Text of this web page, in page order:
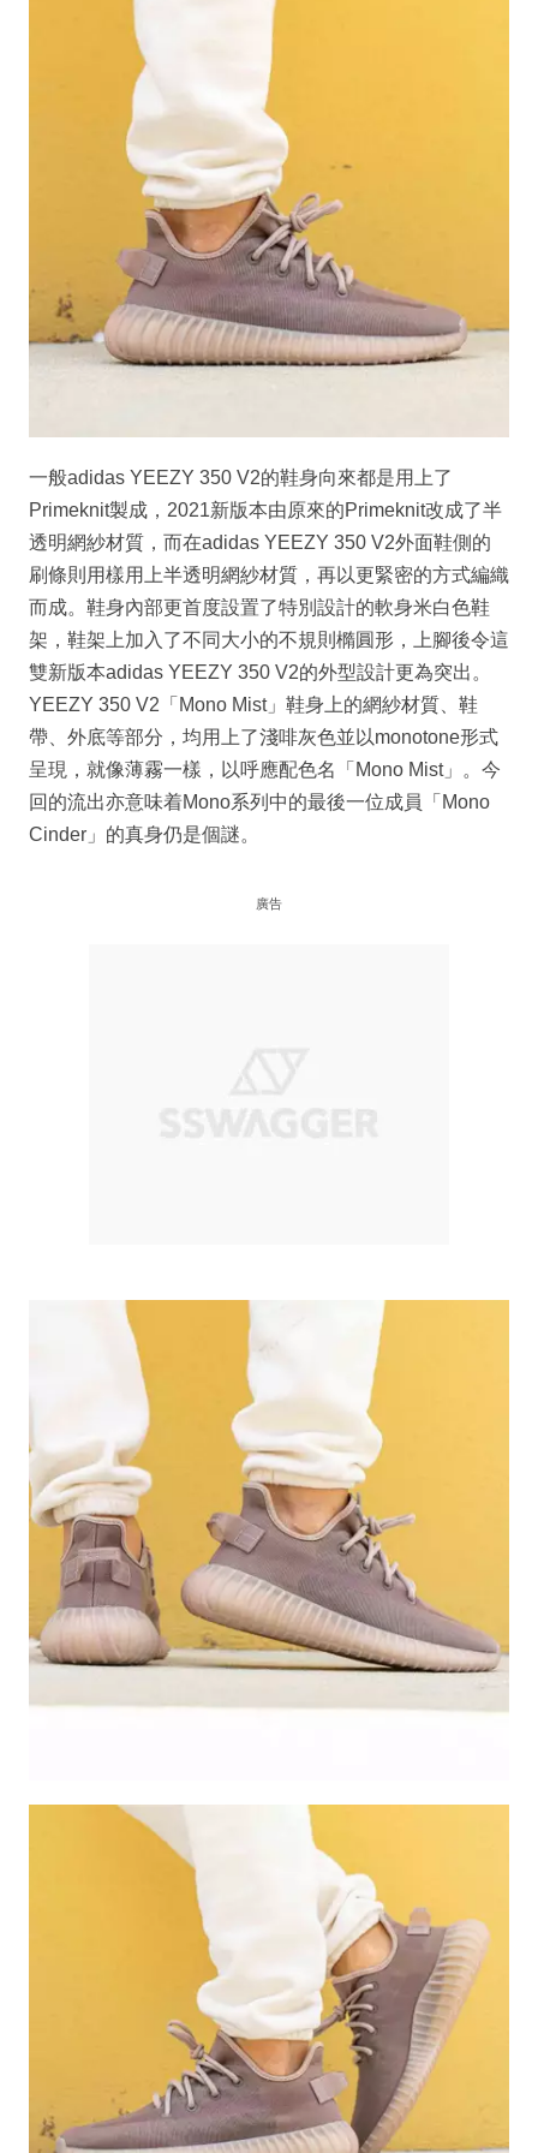
一般adidas YEEZY 350 V2的鞋身向來都是用上了
Primeknit製成，2021新版本由原來的Primeknit改成了半
透明網紗材質，而在adidas YEEZY 350 V2外面鞋側的
刷條則用樣用上半透明網紗材質，再以更緊密的方式編織
而成。鞋身內部更首度設置了特別設計的軟身米白色鞋
架，鞋架上加入了不同大小的不規則橢圓形，上腳後令這
雙新版本adidas YEEZY 350 V2的外型設計更為突出。
YEEZY 350 V2「Mono Mist」鞋身上的網紗材質、鞋
帶、外底等部分，均用上了淺啡灰色並以monotone形式
呈現，就像薄霧一樣，以呼應配色名「Mono Mist」。今
回的流出亦意味着Mono系列中的最後一位成員「Mono
Cinder」的真身仍是個謎。
廣告